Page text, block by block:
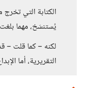
الكتابة التي
يُستنسَخ، مهما
لكنه – كما قلت –
التقريرية، أما